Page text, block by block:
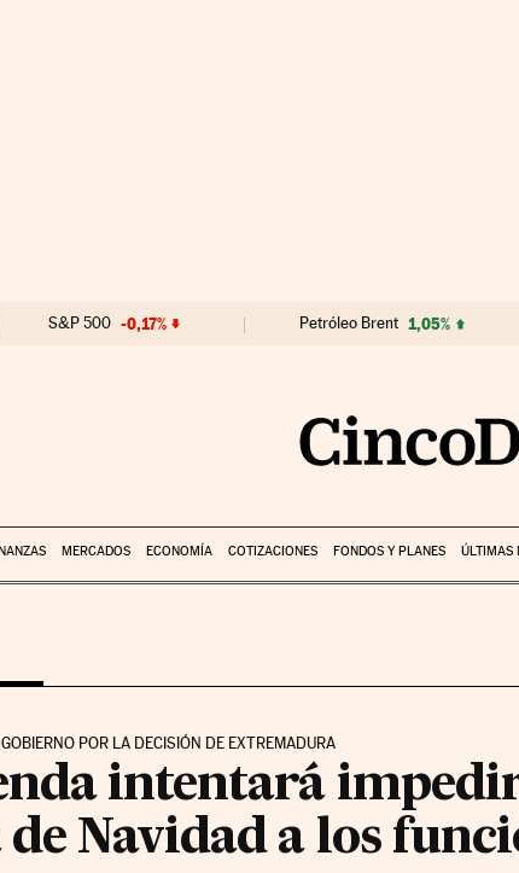
S&P 500 -0,17% Petróleo Brent 1,05%
MERCADOS ECONOMÍA COTIZACIONES FONDOS Y PLANES ÚLTIMAS
POR LA DECISIÓN DE EXTREMADURA
intentará
Navidad a los